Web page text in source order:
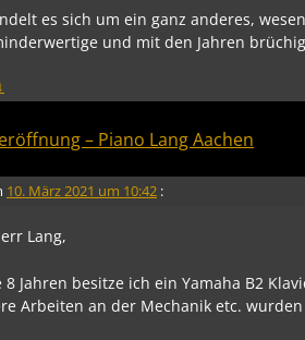
es sich um ein ganz anderes,
und mit den Jahren
↓
– Piano Lang Aachen
10. März 2021 um 10:42 :
Lang,
Jahren besitze ich ein Yamaha B2
Arbeiten an der Mechanik etc.